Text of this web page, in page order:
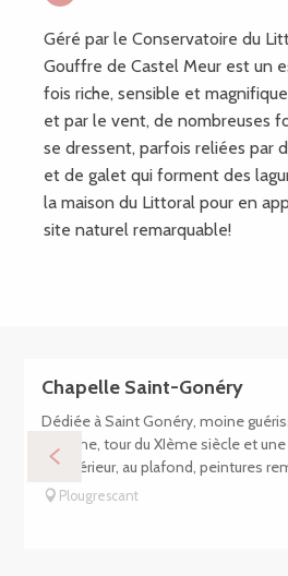
Géré par le Conservatoire du
Gouffre de Castel Meur est un
fois riche, sensible et
et par le vent, de nombreuses
se dressent, parfois reliées par
et de galet qui forment des
la maison du Littoral pour en
site naturel remarquable!
Chapelle Saint-Gonéry
Dédiée à Saint Gonéry, moine
manche, tour du XIème siècle et une
A l’intérieur, au plafond, peintures
Plougrescant